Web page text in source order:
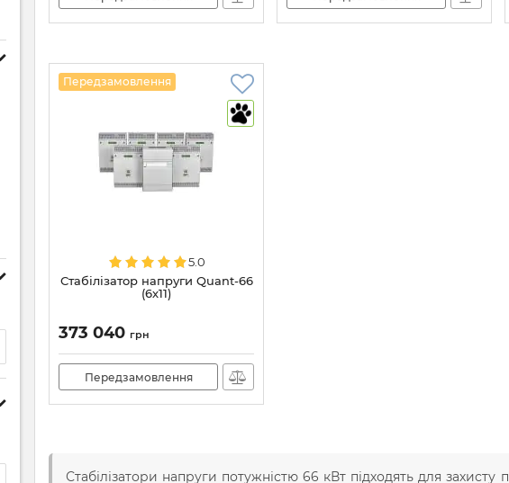
Передзамовлення
5.0
Стабілізатор напруги Quant-66
(6х11)
373 040 грн
Передзамовлення
Стабілізатори напруги потужністю 66 кВт підходять для